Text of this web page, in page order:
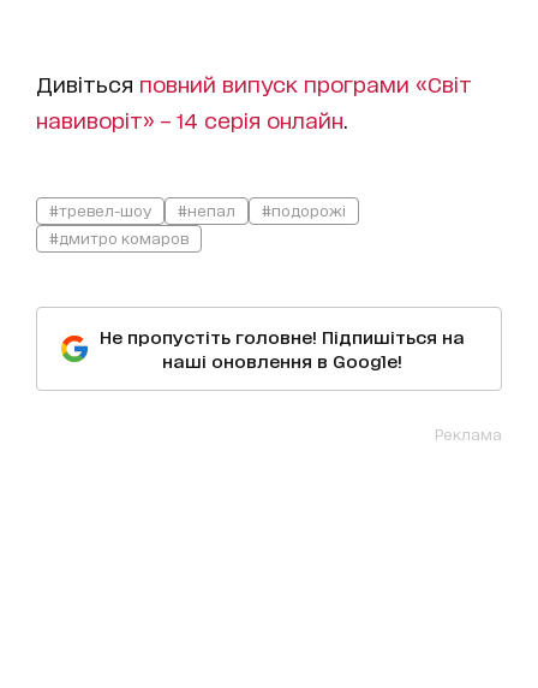
Дивіться повний випуск програми «Світ
навиворіт» – 14 серія онлайн
#тревел-шоу #непал
#подорожі
#дмитро комаров
Не пропустіть головне! Підпишіться на
наші оновлення в Google!
Реклама